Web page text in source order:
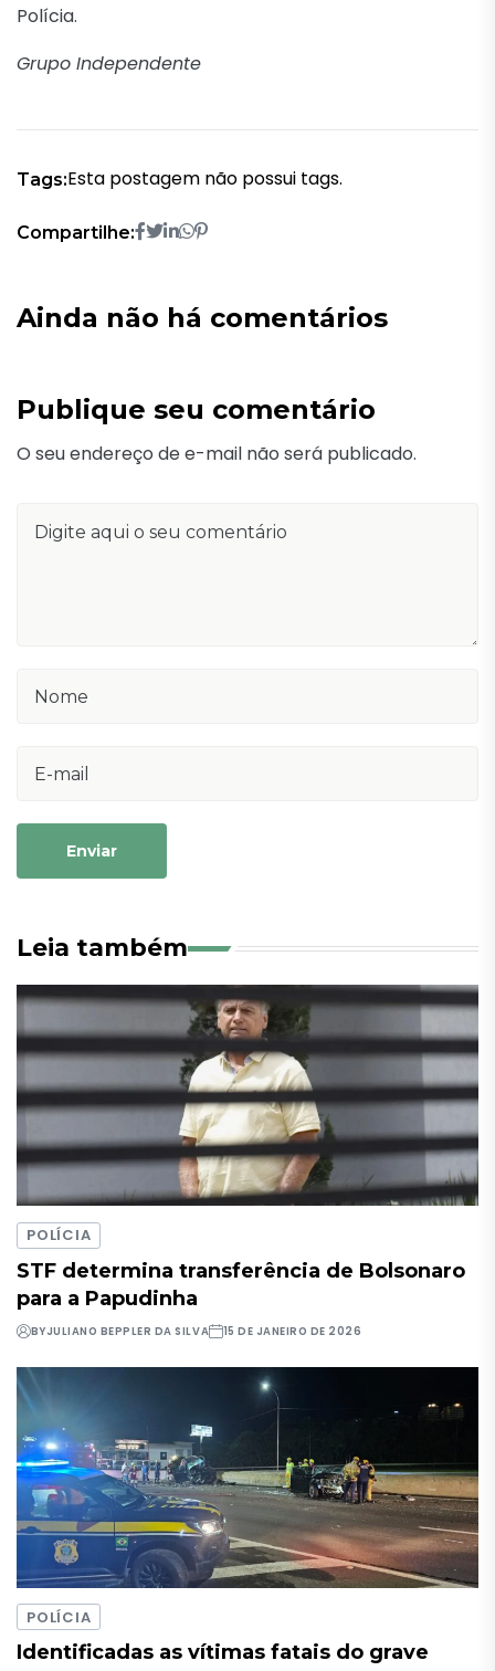
Polícia.
Grupo Independente
Tags:Esta postagem não possui tags.
Compartilhe:
Ainda não há comentários
Publique seu comentário
O seu endereço de e-mail não será publicado.
Enviar
Leia também
POLÍCIA
STF determina transferência de Bolsonaro
para a Papudinha
BYJULIANO BEPPLER DA SILVA 15 DE JANEIRO DE 2026
POLÍCIA
Identificadas as vítimas fatais do grave